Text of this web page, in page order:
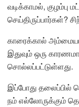
வடிக்காமல், குழம்பு
செய்திருப்பார்கள்?
காரைக்கால்
இதுவும் ஒரு
சொல்லப்பட்டுள்ளது.
இப்போது தலைப்பில்
நம் எல்லோருக்கும்